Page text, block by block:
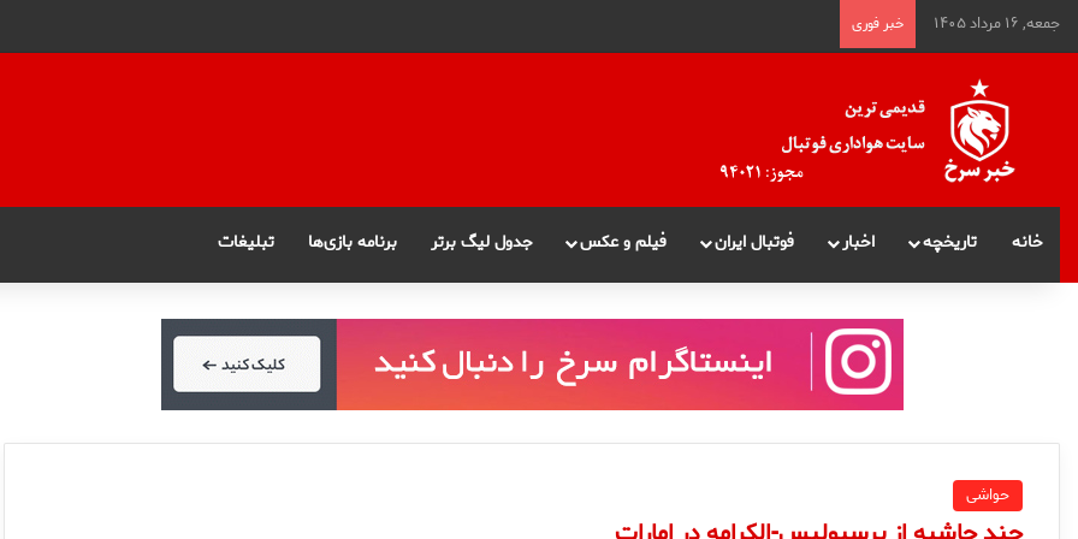
جمعه, ۱۶ مرداد ۱۴۰۵ خبر فوری
خانه تاریخچه اخبار فوتبال ایران فیلم و عکس جدول لیگ برتر برنامه بازی‌ها تبلیغات
حواشی